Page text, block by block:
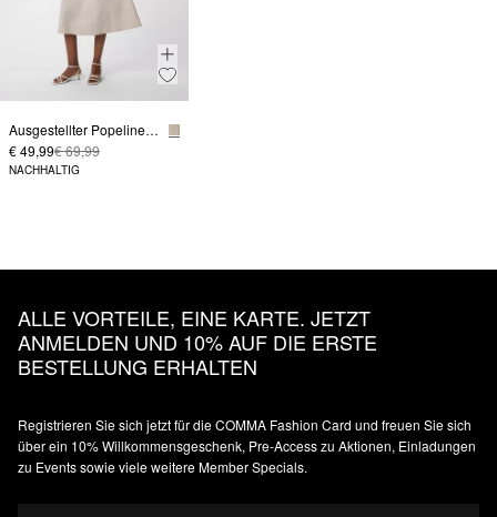
Ausgestellter Popeline-Rock mit Elastikbund
€ 49,99€ 69,99
NACHHALTIG
ALLE VORTEILE, EINE KARTE. JETZT
ANMELDEN UND 10% AUF DIE ERSTE
BESTELLUNG ERHALTEN
Registrieren Sie sich jetzt für die COMMA Fashion Card und freuen Sie sich
über ein 10% Willkommensgeschenk, Pre-Access zu Aktionen, Einladungen
zu Events sowie viele weitere Member Specials.